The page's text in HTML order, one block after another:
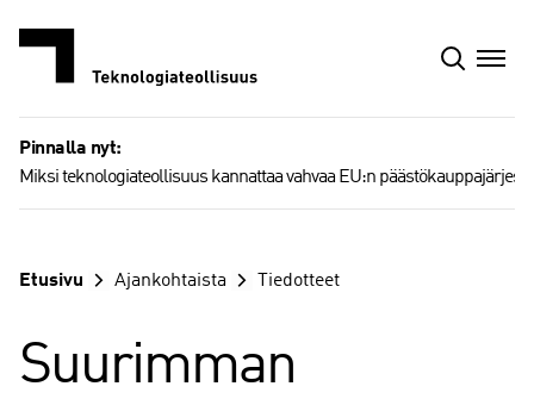
Pinnalla nyt:
Miksi teknologiateollisuus kannattaa vahvaa EU:n
Etusivu Ajankohtaista Tiedotteet
Suurimman